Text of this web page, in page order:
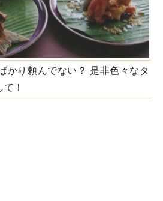
かり頼んでない？ 是非色々なタ
！